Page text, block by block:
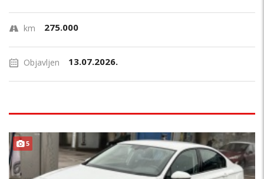
km 275.000
Objavljen 13.07.2026.
5